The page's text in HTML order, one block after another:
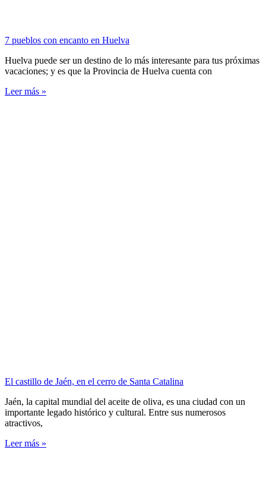
7 pueblos con encanto en Huelva
Huelva puede ser un destino de lo más interesante para tus próximas
vacaciones; y es que la Provincia de Huelva cuenta con
Leer más »
El castillo de Jaén, en el cerro de Santa Catalina
Jaén, la capital mundial del aceite de oliva, es una ciudad con un
importante legado histórico y cultural. Entre sus numerosos
atractivos,
Leer más »